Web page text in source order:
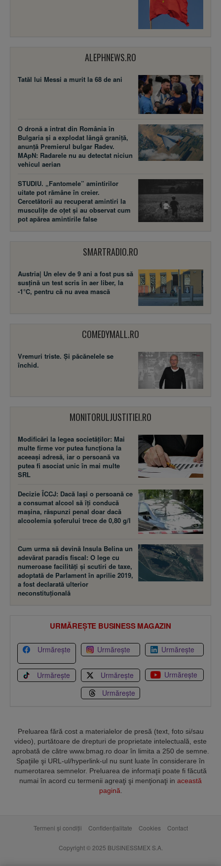
ALEPHNEWS.RO
Tatăl lui Messi a murit la 68 de ani
O dronă a intrat din România în
Bulgaria și a explodat lângă graniță,
anunță Premierul bulgar Radev.
MApN: Radarele nu au detectat niciun
vehicul aerian
STUDIU. „Fantomele” amintirilor
uitate pot rămâne în creier.
Cercetătorii au recuperat amintiri la
musculițe de oțet și au observat cum
pot apărea amintirile false
SMARTRADIO.RO
Austria| Un elev de 9 ani a fost pus să
susţină un test scris în aer liber, la
-1°C, pentru că nu avea mască
COMEDYMALL.RO
Vremuri triste. Şi păcănelele se
închid.
MONITORULJUSTITIEI.RO
Modificări la legea societăţilor: Mai
multe firme vor putea funcţiona la
aceeaşi adresă, iar o persoană va
putea fi asociat unic în mai multe
SRL
Decizie ÎCCJ: Dacă laşi o persoană ce
a consumat alcool să îţi conducă
maşina, răspunzi penal doar dacă
alcoolemia şoferului trece de 0,80 g/l
Cum urma să devină Insula Belina un
adevărat paradis fiscal: O lege cu
numeroase facilităţi şi scutiri de taxe,
adoptată de Parlament în aprilie 2019,
a fost declarată ulterior
neconstituţională
URMĂREȘTE BUSINESS MAGAZIN
Urmărește Urmărește Urmărește
Urmărește Urmărește
Urmărește
Urmărește
Preluarea fără cost a materialelor de presă (text, foto si/sau
video), purtătoare de drepturi de proprietate intelectuală, este
aprobată de către www.bmag.ro doar în limita a 250 de semne.
Spaţiile şi URL-ul/hyperlink-ul nu sunt luate în considerare în
numerotarea semnelor. Preluarea de informaţii poate fi făcută
numai în acord cu termenii agreaţi şi menţionaţi in această
pagină
Termeni și condiții Confidențialitate Cookies Contact
Copyright © 2025 BUSINESSMEX S.A.